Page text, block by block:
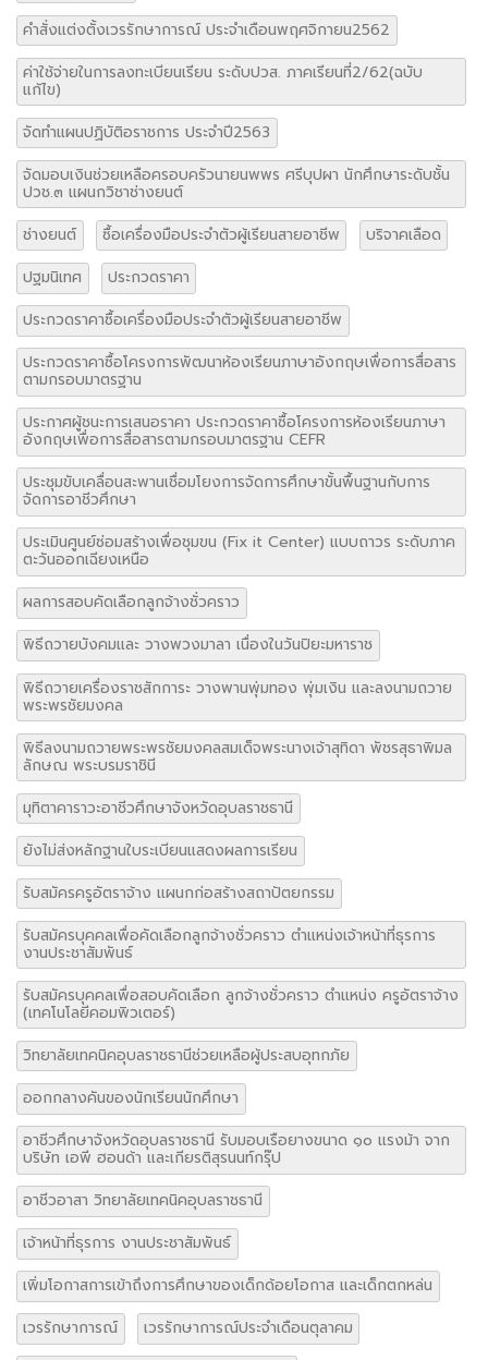
คำสั่งแต่งตั้งเวรรักษาการณ์ ประจำเดือนพฤศจิกายน2562
ค่าใช้จ่ายในการลงทะเบียนเรียน ระดับปวส. ภาคเรียนที่2/62(ฉบับ
แก้ไข)
จัดทำแผนปฏิบัติอราชการ ประจำปี2563
จัดมอบเงินช่วยเหลือครอบครัวนายนพพร ศรีบุปผา นักศึกษาระดับชั้น
ปวช.๓ แผนกวิชาช่างยนต์
ช่างยนต์
ซื้อเครื่องมือประจำตัวผู้เรียนสายอาชีพ
บริจาคเลือด
ปฐมนิเทศ
ประกวดราคา
ประกวดราคาซื้อเครื่องมือประจำตัวผู้เรียนสายอาชีพ
ประกวดราคาซื้อโครงการพัฒนาห้องเรียนภาษาอังกฤษเพื่อการสื่อสาร
ตามกรอบมาตรฐาน
ประกาศผู้ชนะการเสนอราคา ประกวดราคาซื้อโครงการห้องเรียนภาษา
อังกฤษเพื่อการสื่อสารตามกรอบมาตรฐาน CEFR
ประชุมขับเคลื่อนสะพานเชื่อมโยงการจัดการศึกษาขั้นพื้นฐานกับการ
จัดการอาชีวศึกษา
ประเมินศูนย์ซ่อมสร้างเพื่อชุมขน (Fix it Center) แบบถาวร ระดับภาค
ตะวันออกเฉียงเหนือ
ผลการสอบคัดเลือกลูกจ้างชั่วคราว
พิธีถวายบังคมและ วางพวงมาลา เนื่องในวันปิยะมหาราช
พิธีถวายเครื่องราชสักการะ วางพานพุ่มทอง พุ่มเงิน และลงนามถวาย
พระพรชัยมงคล
พิธีลงนามถวายพระพรชัยมงคลสมเด็จพระนางเจ้าสุทิดา พัชรสุธาพิมล
ลักษณ พระบรมราชินี
มุทิตาคาราวะอาชีวศึกษาจังหวัดอุบลราชธานี
ยังไม่ส่งหลักฐานใบระเบียนแสดงผลการเรียน
รับสมัครครูอัตราจ้าง แผนกก่อสร้างสถาปัตยกรรม
รับสมัครบุคคลเพื่อคัดเลือกลูกจ้างชั่วคราว ตำแหน่งเจ้าหน้าที่ธุรการ
งานประชาสัมพันธ์
รับสมัครบุคคลเพื่อสอบคัดเลือก ลูกจ้างชั่วคราว ตำแหน่ง ครูอัตราจ้าง
(เทคโนโลยีคอมพิวเตอร์)
วิทยาลัยเทคนิคอุบลราชธานีช่วยเหลือผู้ประสบอุทกภัย
ออกกลางคันของนักเรียนนักศึกษา
อาชีวศึกษาจังหวัดอุบลราชธานี รับมอบเรือยางขนาด ๑๐ แรงม้า จาก
บริษัท เอพี ฮอนด้า และเกียรติสุรนนท์กรุ๊ป
อาชีวอาสา วิทยาลัยเทคนิคอุบลราชธานี
เจ้าหน้าที่ธุรการ งานประชาสัมพันธ์
เพิ่มโอกาสการเข้าถึงการศึกษาของเด็กด้อยโอกาส และเด็กตกหล่น
เวรรักษาการณ์
เวรรักษาการณ์ประจำเดือนตุลาคม